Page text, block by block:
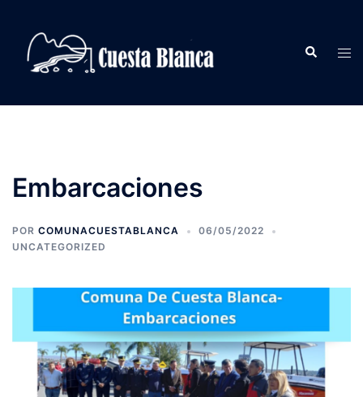
contenido
Buscar
Embarcaciones
POR COMUNACUESTABLANCA
06/05/2022
UNCATEGORIZED